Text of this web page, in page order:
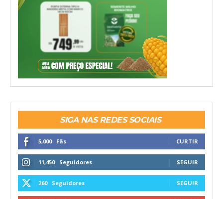
SIGA NAS REDES SOCIAIS
5,000 Fãs CURTIR
11,450 Seguidores SEGUIR
260 Seguidores SEGUIR